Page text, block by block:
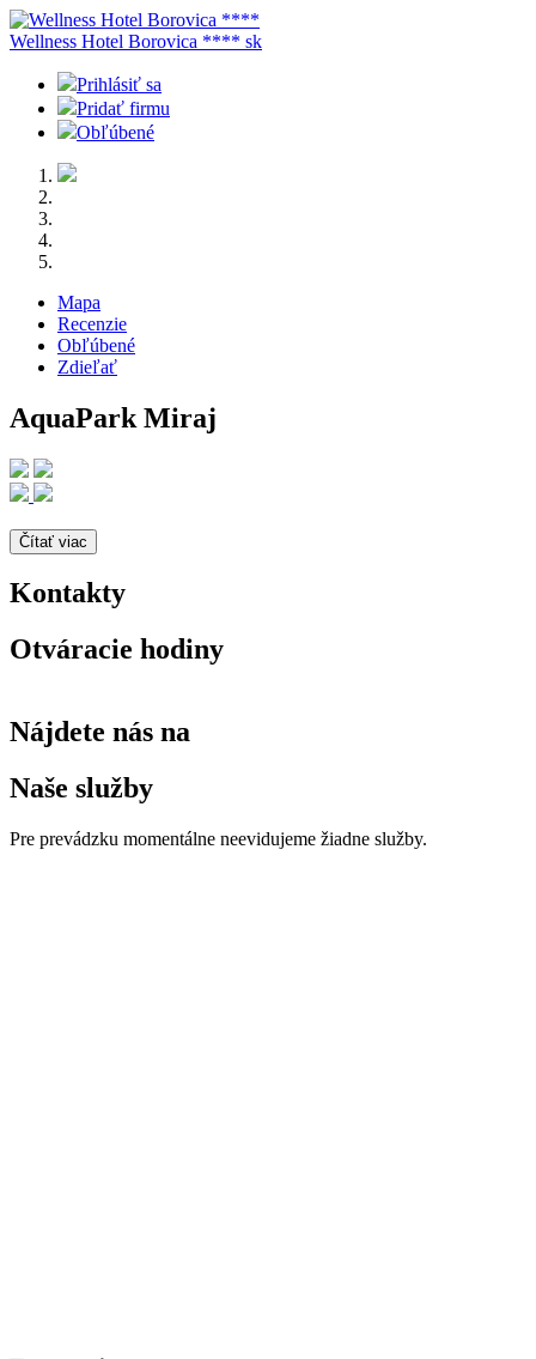
Wellness Hotel Borovica **** sk
Prihlásiť sa
Pridať firmu
Obľúbené
Mapa
Recenzie
Obľúbené
Zdieľať
AquaPark Miraj
Čítať viac
Kontakty
Otváracie hodiny
Nájdete nás na
Naše služby
Pre prevádzku momentálne neevidujeme žiadne služby.